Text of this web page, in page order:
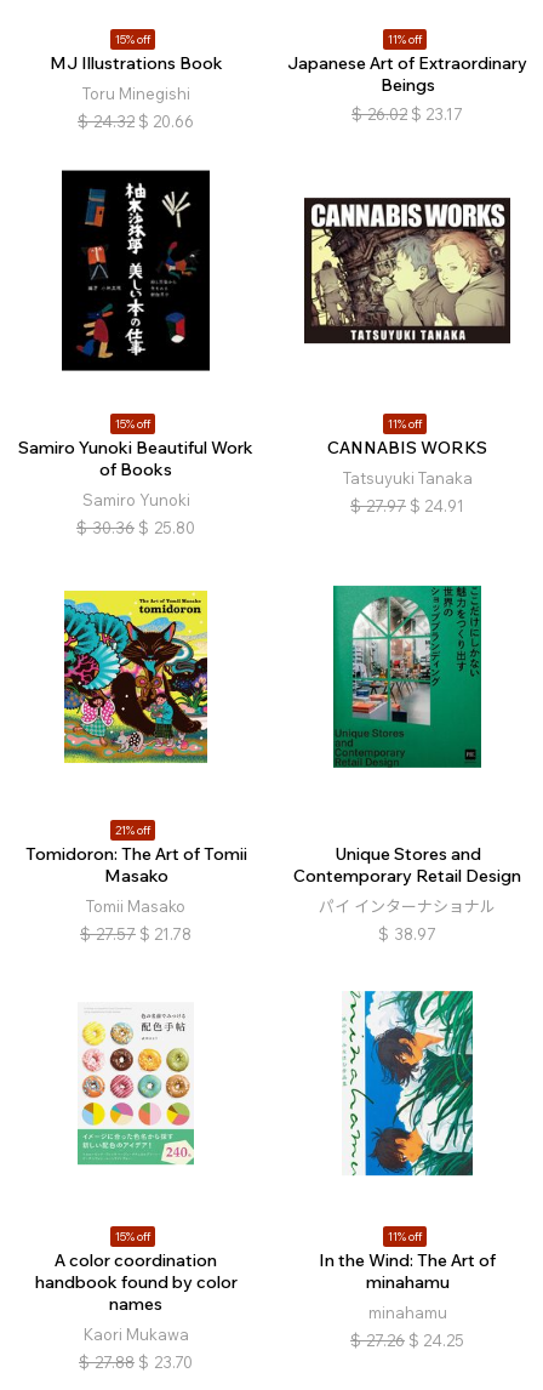
15% off
MJ Illustrations Book
Toru Minegishi
$ 24.32 $ 20.66
11% off
Japanese Art of Extraordinary
Beings
$ 26.02 $ 23.17
15% off
Samiro Yunoki Beautiful Work
of Books
Samiro Yunoki
$ 30.36 $ 25.80
11% off
CANNABIS WORKS
Tatsuyuki Tanaka
$ 27.97 $ 24.91
21% off
Tomidoron: The Art of Tomii
Masako
Tomii Masako
$ 27.57 $ 21.78
Unique Stores and
Contemporary Retail Design
パイ インターナショナル
$ 38.97
15% off
A color coordination
handbook found by color
names
Kaori Mukawa
$ 27.88 $ 23.70
11% off
In the Wind: The Art of
minahamu
minahamu
$ 27.26 $ 24.25